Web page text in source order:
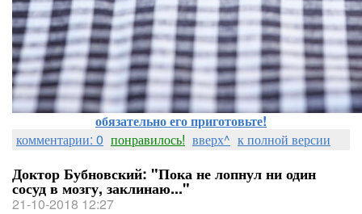
обязательно его приготовьте!
комментарии: 0 понравилось! вверх^ к полной версии
Доктор Бубновский: "Пока не лопнул ни один
сосуд в мозгу, заклинаю..."
21-10-2018 12:27